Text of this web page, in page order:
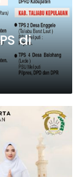
di